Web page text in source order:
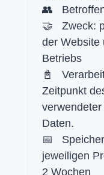
👥
🤝 Zweck:
der Website
Betriebs
📓
Zeitpunkt
Daten.
📅
jeweiligen
2 Wochen